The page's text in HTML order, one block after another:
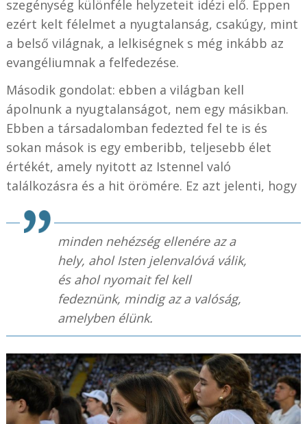
szegénység különféle helyzeteit idézi elő. Éppen
ezért kelt félelmet a nyugtalanság, csakúgy, mint
a belső világnak, a lelkiségnek s még inkább az
evangéliumnak a felfedezése.
Második gondolat: ebben a világban kell
ápolnunk a nyugtalanságot, nem egy másikban.
Ebben a társadalomban fedezted fel te is és
sokan mások is egy emberibb, teljesebb élet
értékét, amely nyitott az Istennel való
találkozásra és a hit örömére. Ez azt jelenti, hogy
minden nehézség ellenére az a
hely, ahol Isten jelenvalóvá válik,
és ahol nyomait fel kell
fedeznünk, mindig az a valóság,
amelyben élünk.